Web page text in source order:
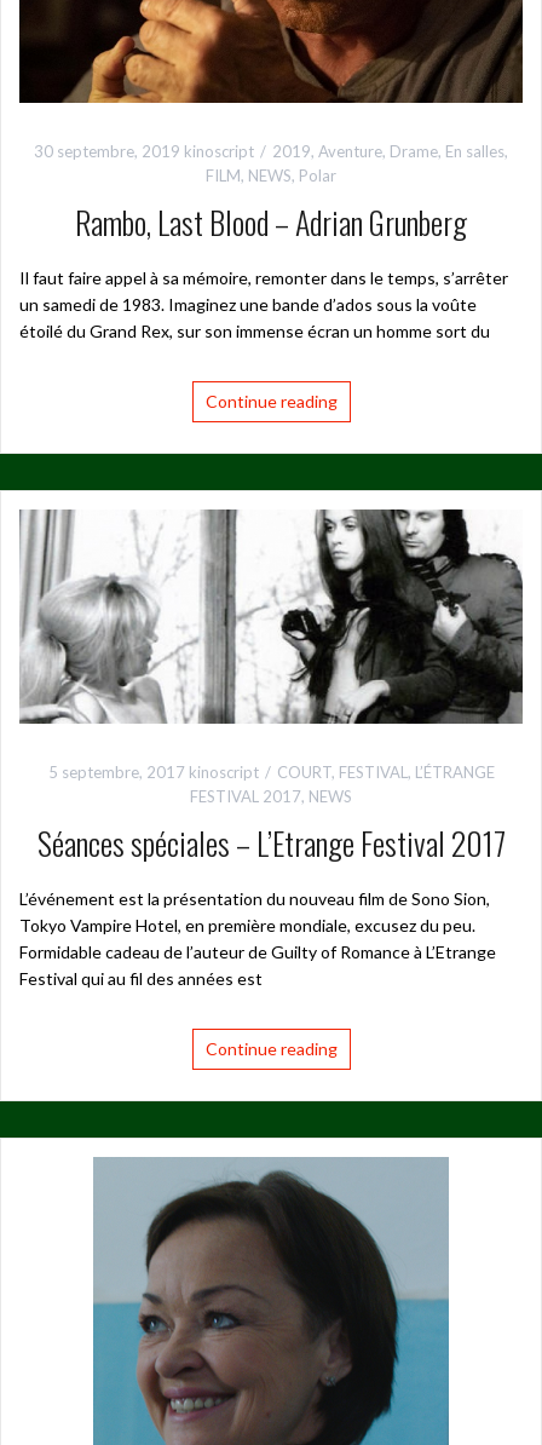
30 septembre, 2019 kinoscript 2019, Aventure, Drame, En salles,
FILM, NEWS, Polar
Rambo, Last Blood – Adrian Grunberg
Il faut faire appel à sa mémoire, remonter dans le temps, s’arrêter
un samedi de 1983. Imaginez une bande d’ados sous la voûte
étoilé du Grand Rex, sur son immense écran un homme sort du
Continue reading
5 septembre, 2017 kinoscript COURT, FESTIVAL , L’ÉTRANGE
FESTIVAL 2017, NEWS
Séances spéciales – L’Etrange Festival 2017
L’événement est la présentation du nouveau film de Sono Sion,
Tokyo Vampire Hotel, en première mondiale, excusez du peu.
Formidable cadeau de l’auteur de Guilty of Romance à L’Etrange
Festival qui au fil des années est
Continue reading